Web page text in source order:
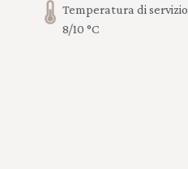
Temperatura di servizio
8/10 °C